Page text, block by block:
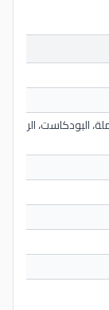
البودكاست، الروايات